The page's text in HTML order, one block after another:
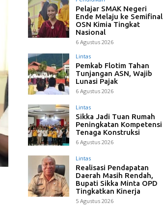
Pelajar SMAK Negeri
Ende Melaju ke Semifinal
OSN Kimia Tingkat
Nasional
6 Agustus 2026
Lintas
Pemkab Flotim Tahan
Tunjangan ASN, Wajib
Lunasi Pajak
6 Agustus 2026
Lintas
Sikka Jadi Tuan Rumah
Peningkatan Kompetensi
Tenaga Konstruksi
6 Agustus 2026
Lintas
Realisasi Pendapatan
Daerah Masih Rendah,
Bupati Sikka Minta OPD
Tingkatkan Kinerja
5 Agustus 2026